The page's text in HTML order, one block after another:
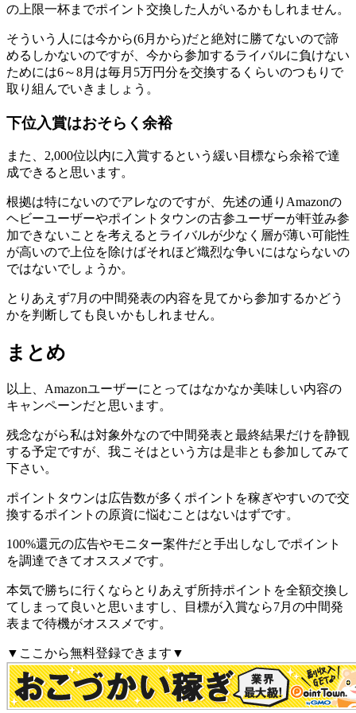
の上限一杯までポイント交換した人がいるかもしれません。
そういう人には今から(6月から)だと絶対に勝てないので諦
めるしかないのですが、 今から参加するライバルに負けない
ためには6～8月は毎月5万円分を交換するくらいのつもりで
取り組んでいきましょう。
下位入賞はおそらく余裕
また、 2,000位以内に入賞するという緩い目標なら余裕で達
成できる と思います。
根拠は特にないのでアレなのですが、先述の通りAmazonの
ヘビーユーザーやポイントタウンの古参ユーザーが軒並み参
加できないことを考えるとライバルが少なく層が薄い可能性
が高いので上位を除けばそれほど熾烈な争いにはならないの
ではないでしょうか。
とりあえず7月の中間発表の内容を見てから参加するかどう
かを判断しても良いかもしれません。
まとめ
以上、Amazonユーザーにとってはなかなか美味しい内容の
キャンペーンだと思います。
残念ながら私は対象外なので中間発表と最終結果だけを静観
する予定ですが、我こそはという方は是非とも参加してみて
下さい。
ポイントタウンは広告数が多くポイントを稼ぎやすいので交
換するポイントの原資に悩むことはないはずです。
100%還元の広告やモニター案件だと手出しなしでポイント
を調達できてオススメです。
本気で勝ちに行くならとりあえず所持ポイントを全額交換し
てしまって良いと思いますし、目標が入賞なら7月の中間発
表まで待機がオススメです。
▼ここから無料登録できます▼